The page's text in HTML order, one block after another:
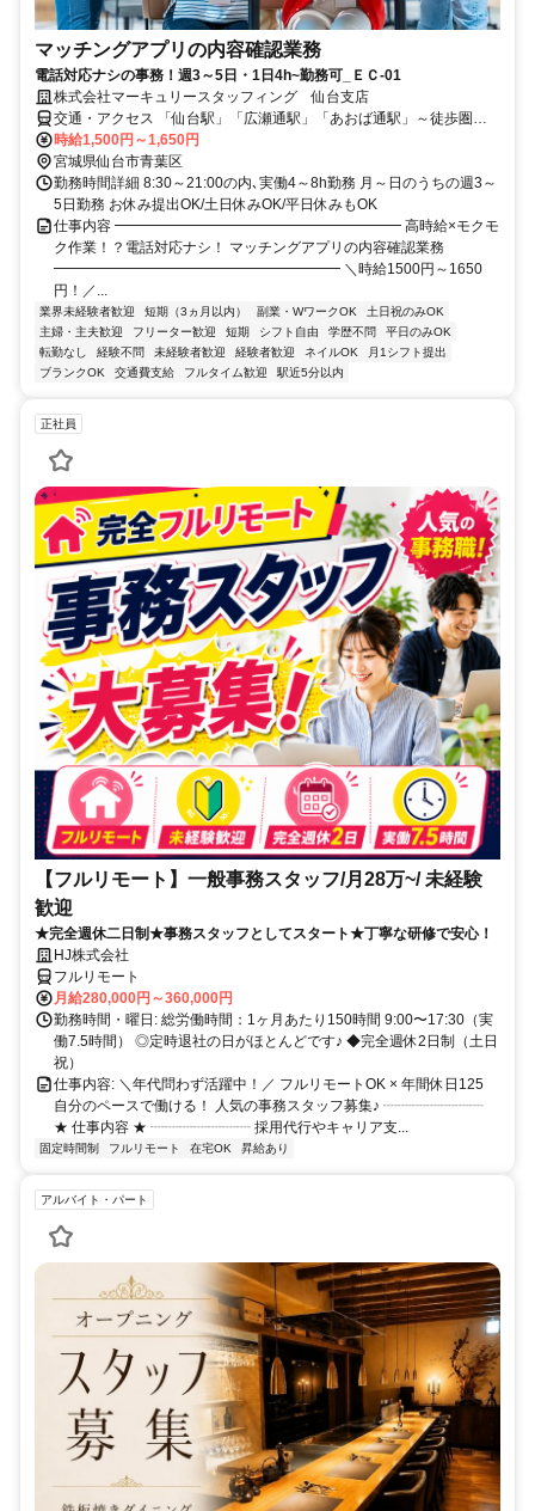
マッチングアプリの内容確認業務
電話対応ナシの事務！週3～5日・1日4h~勤務可_ＥＣ-01
株式会社マーキュリースタッフィング 仙台支店
交通・アクセス 「仙台駅」「広瀬通駅」「あおば通駅」～徒歩圏内
～徒歩圏内
時給1,500円～1,650円
宮城県仙台市青葉区
勤務時間詳細 8:30～21:00の内､実働4～8h勤務 月～日のうちの週3～
5日勤務 お休み提出OK/土日休みOK/平日休みもOK
仕事内容 ━━━━━━━━━━━━━━━━━━━━ 高時給×モクモ
ク作業！？電話対応ナシ！ マッチングアプリの内容確認業務
━━━━━━━━━━━━━━━━━━━━ ＼時給1500円～1650
円！／...
業界未経験者歓迎 短期（3ヵ月以内） 副業・WワークOK
土日祝のみOK
主婦・主夫歓迎
フリーター歓迎 短期 シフト自由 学歴不問
平日のみOK
転勤なし
経験不問 未経験者歓迎 経験者歓迎 ネイルOK
月1シフト提出
ブランクOK
交通費支給 フルタイム歓迎 駅近5分以内
正社員
【フルリモート】一般事務スタッフ/月28万~/ 未経験
歓迎
★完全週休二日制★事務スタッフとしてスタート★丁寧な研修で安心！
HJ株式会社
フルリモート
月給280,000円～360,000円
勤務時間・曜日: 総労働時間：1ヶ月あたり150時間 9:00〜17:30（実
働7.5時間） ◎定時退社の日がほとんどです♪ ◆完全週休2日制（土日
祝）
仕事内容: ＼年代問わず活躍中！／ フルリモートOK × 年間休日125
自分のペースで働ける！ 人気の事務スタッフ募集♪ ┈┈┈┈┈┈┈
★ 仕事内容 ★ ┈┈┈┈┈┈┈ 採用代行やキャリア支...
固定時間制 フルリモート 在宅OK 昇給あり
アルバイト・パート